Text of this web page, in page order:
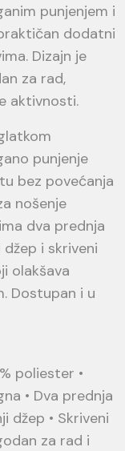
punjenjem i
dodatni
Dizajn je
za rad,
aktivnosti.
punjenje
bez povećanja
nošenje
dva prednja
i skriveni
olakšava
Dostupan i u
poliester •
• Dva prednja
džep • Skriveni
za rad i